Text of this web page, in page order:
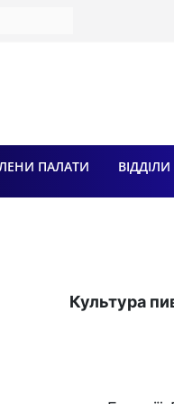
ВЛАДИПАЛАТИ
Культура